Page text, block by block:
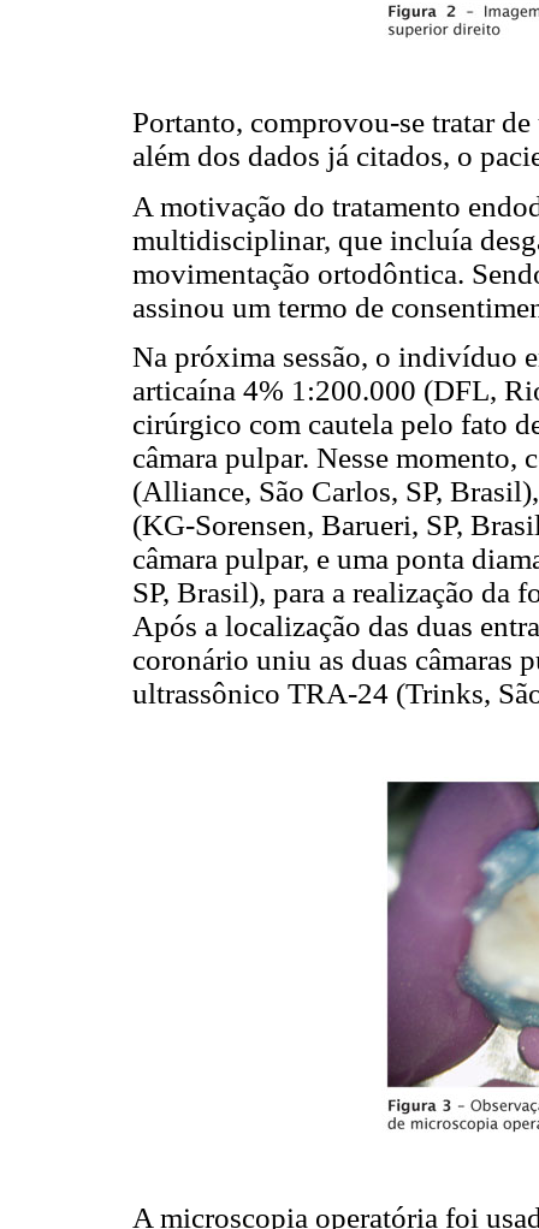
Portanto, comprovou-se tratar
além dos dados já citados, o
A motivação do tratamento
multidisciplinar, que incluía
movimentação ortodôntica.
assinou um termo de
Na próxima sessão, o indivíduo
articaína 4% 1:200.000 (DFL,
cirúrgico com cautela pelo fato
câmara pulpar. Nesse
(Alliance, São Carlos, SP,
(KG-Sorensen, Barueri, SP,
câmara pulpar, e uma ponta
SP, Brasil), para a realização da
Após a localização das duas
coronário uniu as duas câmaras
ultrassônico TRA-24 (Trinks,
A microscopia operatória foi